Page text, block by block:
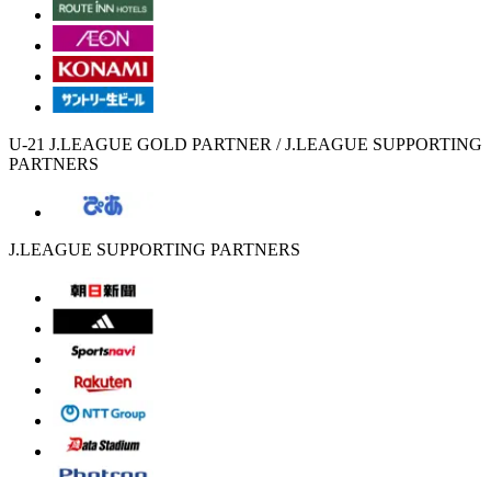
U-21 J.LEAGUE GOLD PARTNER / J.LEAGUE SUPPORTING
PARTNERS
J.LEAGUE SUPPORTING PARTNERS